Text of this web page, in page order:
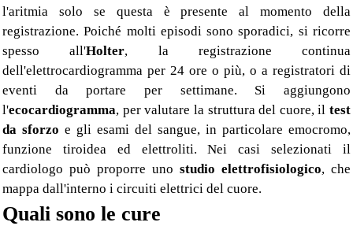
l'aritmia solo se questa è presente al momento della
registrazione. Poiché molti episodi sono sporadici, si ricorre
spesso all'Holter, la registrazione continua
dell'elettrocardiogramma per 24 ore o più, o a registratori di
eventi da portare per settimane. Si aggiungono
l'ecocardiogramma, per valutare la struttura del cuore, il test
da sforzo e gli esami del sangue, in particolare emocromo,
funzione tiroidea ed elettroliti. Nei casi selezionati il
cardiologo può proporre uno studio elettrofisiologico, che
mappa dall'interno i circuiti elettrici del cuore.
Quali sono le cure